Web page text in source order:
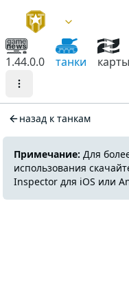
1.44.0.0 танки карты
назад к танкам
Примечание: Для
использования
Inspector для iOS или